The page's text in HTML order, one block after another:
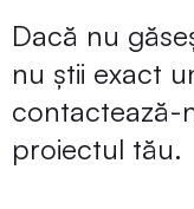
Dacă nu
nu știi exact
contactează-
proiectul tău.